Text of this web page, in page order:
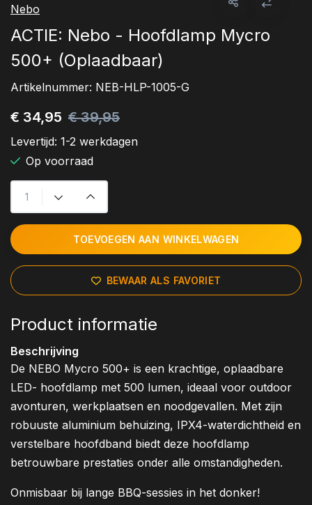
Nebo
ACTIE: Nebo - Hoofdlamp Mycro
500+ (Oplaadbaar)
Artikelnummer: NEB-HLP-1005-G
€ 34,95 € 39,95
Levertijd: 1-2 werkdagen
Op voorraad
TOEVOEGEN AAN WINKELWAGEN
BEWAAR ALS FAVORIET
Product informatie
Beschrijving
De NEBO Mycro 500+ is een krachtige, oplaadbare
LED- hoofdlamp met 500 lumen, ideaal voor outdoor
avonturen, werkplaatsen en noodgevallen. Met zijn
robuuste aluminium behuizing, IPX4-waterdichtheid en
verstelbare hoofdband biedt deze hoofdlamp
betrouwbare prestaties onder alle omstandigheden.
Onmisbaar bij lange BBQ-sessies in het donker!